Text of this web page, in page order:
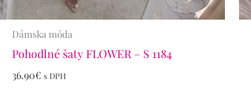
Dámska móda
Pohodlné šaty FLOWER – S 1184
36.90€ s DPH